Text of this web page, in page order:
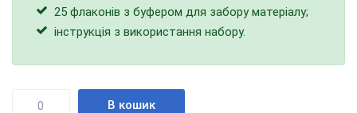
25 флаконів з буфером для забору матеріалу;
інструкція з використання набору.
Кількість В кошик